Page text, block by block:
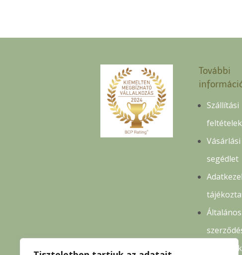
További
Szállítási
feltételek
Vásárlási
segédlet
Általános
feltételek